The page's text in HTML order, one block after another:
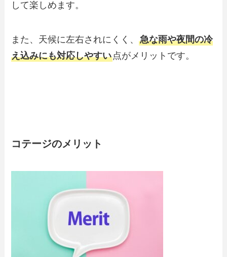
して楽しめます。
また、天候に左右されにくく、急な雨や夜間の冷
え込みにも対応しやすい点がメリットです。
コテージのメリット